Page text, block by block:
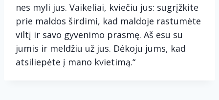
nes myli jus. Vaikeliai, kviečiu jus: sugrįžkite
prie maldos širdimi, kad maldoje rastumėte
viltį ir savo gyvenimo prasmę. Aš esu su
jumis ir meldžiu už jus. Dėkoju jums, kad
atsiliepėte į mano kvietimą.“